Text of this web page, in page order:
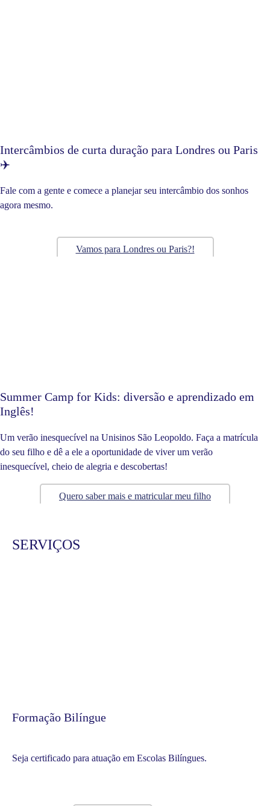
Intercâmbios de curta duração para Londres ou Paris
✈️
Fale com a gente e comece a planejar seu intercâmbio dos sonhos
agora mesmo.
Vamos para Londres ou Paris?!
Summer Camp for Kids: diversão e aprendizado em
Inglês!
Um verão inesquecível na Unisinos São Leopoldo. Faça a matrícula
do seu filho e dê a ele a oportunidade de viver um verão
inesquecível, cheio de alegria e descobertas!
Quero saber mais e matricular meu filho
SERVIÇOS
Formação Bilíngue
Seja certificado para atuação em Escolas Bilíngues.